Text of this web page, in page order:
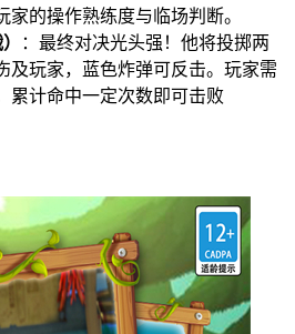
家的操作熟练度与临场判断。
：最终对决光头强！他将投掷两
及玩家，蓝色炸弹可反击。玩家需
累计命中一定次数即可击败